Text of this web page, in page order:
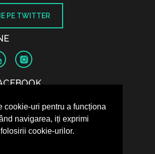
cookie-uri pentru a funcționa
navigarea, iți exprimi
cookie-urilor.
PE TWITTER